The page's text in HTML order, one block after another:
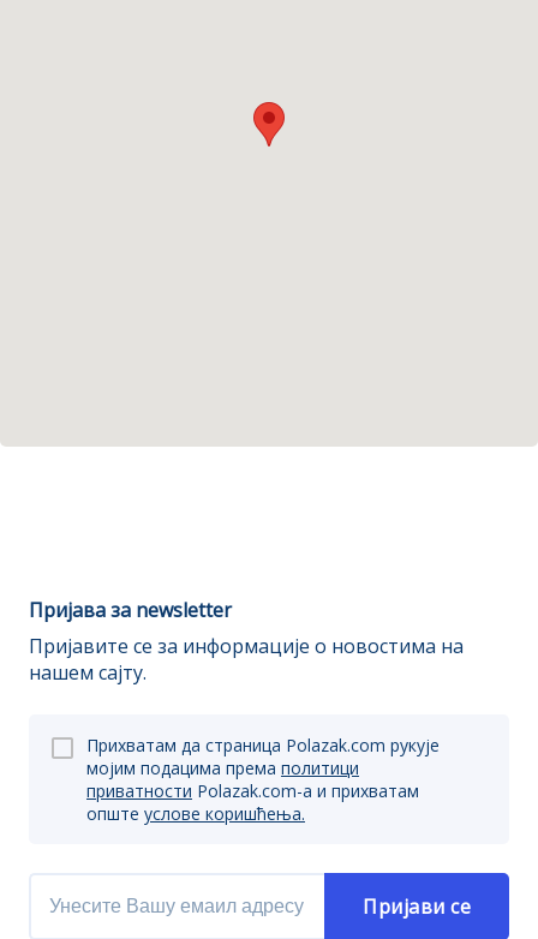
Пријава за newsletter
Пријавите се за информације о новостима на
нашем сајту.
Прихватам да страница Polazak.com рукује
мојим подацима према политици
приватности Polazak.com-a и прихватам
опште услове коришћења.
Пријави се